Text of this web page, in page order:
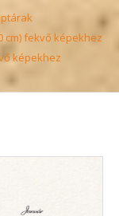
cm) fekvő képekhez
képekhez